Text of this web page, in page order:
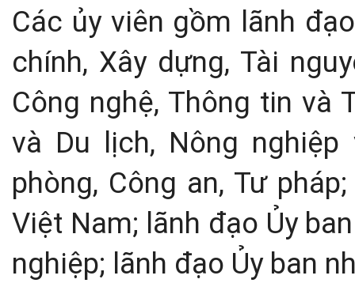
Các ủy viên gồm lãnh
chính, Xây dựng, Tài
Công nghệ, Thông tin và
và Du lịch, Nông
phòng, Công an, Tư
Việt Nam; lãnh đạo Ủy
nghiệp; lãnh đạo Ủy ban